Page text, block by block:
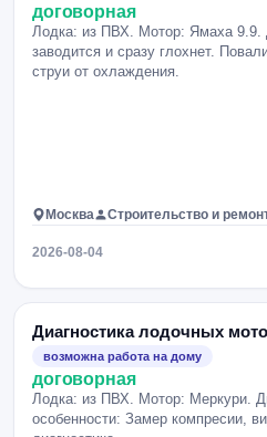
договорная
Лодка: из ПВХ. Мотор: Ямаха 9.9.
заводится и сразу глохнет.
струи от охлаждения.
Москва Строительство и
2026-08-04
Диагностика лодочных
возможна работа на дому
договорная
Лодка: из ПВХ. Мотор: Меркури.
особенности: Замер компресии,